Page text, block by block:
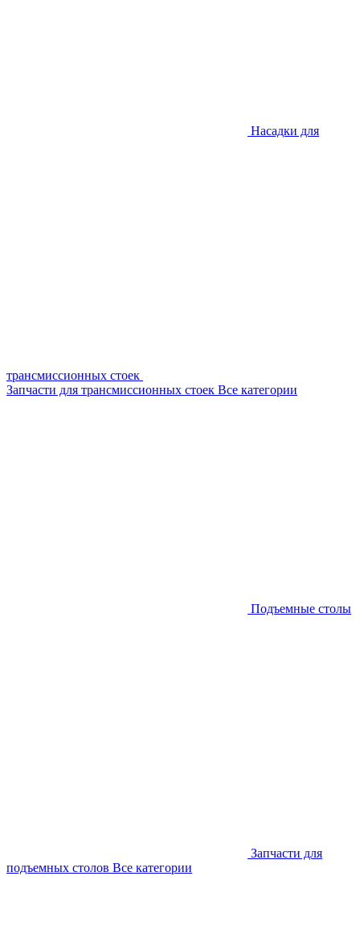
Насадки для
трансмиссионных стоек
Запчасти для трансмиссионных стоек Все категории
Подъемные столы
Запчасти для
подъемных столов Все категории